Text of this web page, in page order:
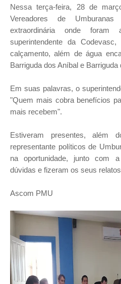
Nessa terça-feira, 28 de
Vereadores de
extraordinária onde foram
superintendente da
calçamento, além de água
Barriguda dos Aníbal e Barriguda
Em suas palavras, o
"Quem mais cobra benefícios
mais recebem".
Estiveram presentes, além
representante políticos de
na oportunidade, junto com
dúvidas e fizeram os seus
Ascom PMU